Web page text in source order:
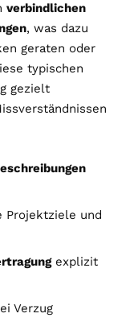
verbindlichen
, was dazu
geraten oder
typischen
gezielt
Projektziele und
explizit
Verzug